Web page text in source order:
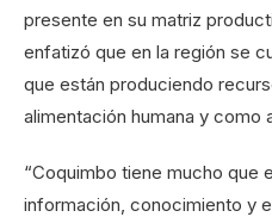
presente en su matriz
enfatizó que en la región se
que están produciendo
alimentación humana y como
“Coquimbo tiene mucho que
información, conocimiento y